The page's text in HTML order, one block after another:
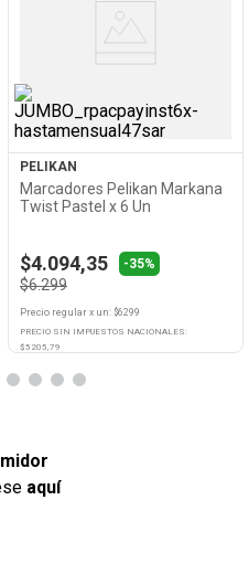
Ver
Producto
PELIKAN
Marcadores Pelikan Markana
Twist Pastel x 6 Un
$4.094,35 -35%
$6.299
Precio regular x un: $6299
PRECIO SIN IMPUESTOS NACIONALES:
$5205,79
aquí